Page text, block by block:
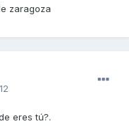
zaragoza
eres tú?.